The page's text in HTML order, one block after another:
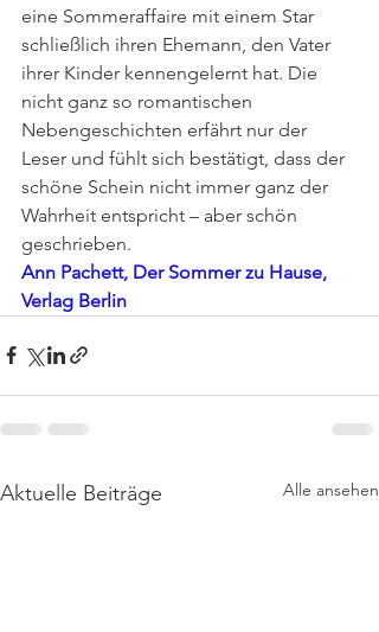
eine Sommeraffaire mit einem Star
schließlich ihren Ehemann, den Vater
ihrer Kinder kennengelernt hat. Die
nicht ganz so romantischen
Nebengeschichten erfährt nur der
Leser und fühlt sich bestätigt, dass der
schöne Schein nicht immer ganz der
Wahrheit entspricht – aber schön
geschrieben.
Ann Pachett, Der Sommer zu Hause,
Verlag Berlin
Aktuelle Beiträge Alle ansehen